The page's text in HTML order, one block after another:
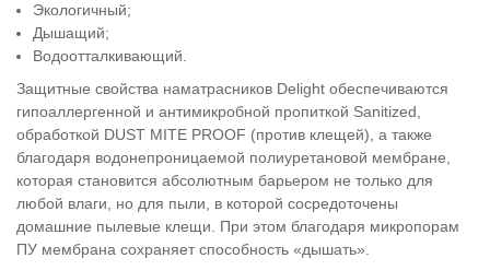
Экологичный;
Дышащий;
Водоотталкивающий.
Защитные свойства наматрасников Delight обеспечиваются
гипоаллергенной и антимикробной пропиткой Sanitized,
обработкой DUST MITE PROOF (против клещей), а также
благодаря водонепроницаемой полиуретановой мембране,
которая становится абсолютным барьером не только для
любой влаги, но для пыли, в которой сосредоточены
домашние пылевые клещи. При этом благодаря микропорам
ПУ мембрана сохраняет способность «дышать».